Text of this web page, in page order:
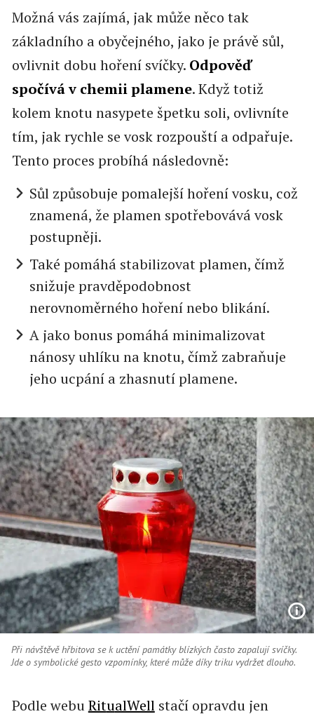
Možná vás zajímá, jak může něco tak
základního a obyčejného, jako je právě sůl,
ovlivnit dobu hoření svíčky. Odpověď
spočívá v chemii plamene. Když totiž
kolem knotu nasypete špetku soli, ovlivníte
tím, jak rychle se vosk rozpouští a odpařuje.
Tento proces probíhá následovně:
Sůl způsobuje pomalejší hoření vosku, což
znamená, že plamen spotřebovává vosk
postupněji.
Také pomáhá stabilizovat plamen, čímž
snižuje pravděpodobnost
nerovnoměrného hoření nebo blikání.
A jako bonus pomáhá minimalizovat
nánosy uhlíku na knotu, čímž zabraňuje
jeho ucpání a zhasnutí plamene.
Při návštěvě hřbitova se k uctění památky blízkých často zapalují svíčky.
Jde o symbolické gesto vzpomínky, které může díky triku vydržet dlouho.
Podle webuRitualWellstačí opravdu jen